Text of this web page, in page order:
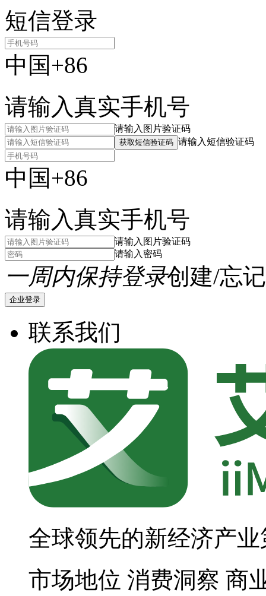
短信登录
中国+86
请输入真实手机号
请输入图片验证码
获取短信验证码 请输入短信验证码
中国+86
请输入真实手机号
请输入图片验证码
请输入密码
一周内保持登录创建/忘
企业登录
联系我们
全球领先的新经济产
市场地位 消费洞察 商